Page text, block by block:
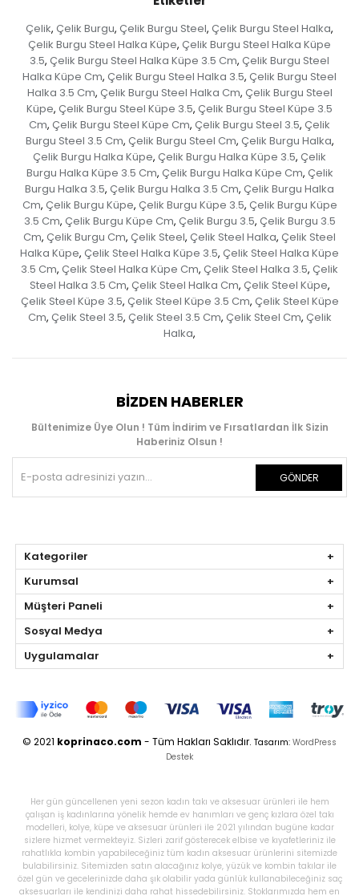
Çelik, Çelik Burgu, Çelik Burgu Steel, Çelik Burgu Steel Halka,
Çelik Burgu Steel Halka Küpe, Çelik Burgu Steel Halka Küpe
3.5, Çelik Burgu Steel Halka Küpe 3.5 Cm, Çelik Burgu Steel
Halka Küpe Cm, Çelik Burgu Steel Halka 3.5, Çelik Burgu Steel
Halka 3.5 Cm, Çelik Burgu Steel Halka Cm, Çelik Burgu Steel
Küpe, Çelik Burgu Steel Küpe 3.5, Çelik Burgu Steel Küpe 3.5
Cm, Çelik Burgu Steel Küpe Cm, Çelik Burgu Steel 3.5, Çelik
Burgu Steel 3.5 Cm, Çelik Burgu Steel Cm, Çelik Burgu Halka,
Çelik Burgu Halka Küpe, Çelik Burgu Halka Küpe 3.5, Çelik
Burgu Halka Küpe 3.5 Cm, Çelik Burgu Halka Küpe Cm, Çelik
Burgu Halka 3.5, Çelik Burgu Halka 3.5 Cm, Çelik Burgu Halka
Cm, Çelik Burgu Küpe, Çelik Burgu Küpe 3.5, Çelik Burgu Küpe
3.5 Cm, Çelik Burgu Küpe Cm, Çelik Burgu 3.5, Çelik Burgu 3.5
Cm, Çelik Burgu Cm, Çelik Steel, Çelik Steel Halka, Çelik Steel
Halka Küpe, Çelik Steel Halka Küpe 3.5, Çelik Steel Halka Küpe
3.5 Cm, Çelik Steel Halka Küpe Cm, Çelik Steel Halka 3.5, Çelik
Steel Halka 3.5 Cm, Çelik Steel Halka Cm, Çelik Steel Küpe,
Çelik Steel Küpe 3.5, Çelik Steel Küpe 3.5 Cm, Çelik Steel Küpe
Cm, Çelik Steel 3.5, Çelik Steel 3.5 Cm, Çelik Steel Cm, Çelik
Halka,
BIZDEN HABERLER
Bültenimize Üye Olun ! Tüm İndirim ve Fırsatlardan İlk Sizin
Haberiniz Olsun !
GÖNDER
Kategoriler
Kurumsal
Müşteri Paneli
Sosyal Medya
Uygulamalar
© 2021 koprinaco.com - Tüm Hakları Saklıdır. Tasarım: WordPress
Destek
Her gün güncellenen yeni sezon kadın takı ve aksesuar ürünleri ile hem
çalışan iş kadınlarına yönelik hemde ev hanımları ve genç kızlara özel takı
modelleri, kolye, küpe ve aksesuar ürünleri ile 2021 yılından bugüne kadar
sizlere hizmet vermekteyiz. Sizleri zarif gösterecek elbise ve kıyafetleriniz ile
rahatlıkla kombin yapabileceğiniz tüm kadın aksesuar ürünlerini sitemizde
bulabilirsiniz. Sitemizden satın alacağınız kolye, yüzük ve kombin takılar ile
özel gün ve gecelerinizde daha şık olabilir yada günlük kullanabileceğiniz saç
aksesuarları ile kendinizi daha rahat hissedebilirsiniz. Stoklarımızda hem en